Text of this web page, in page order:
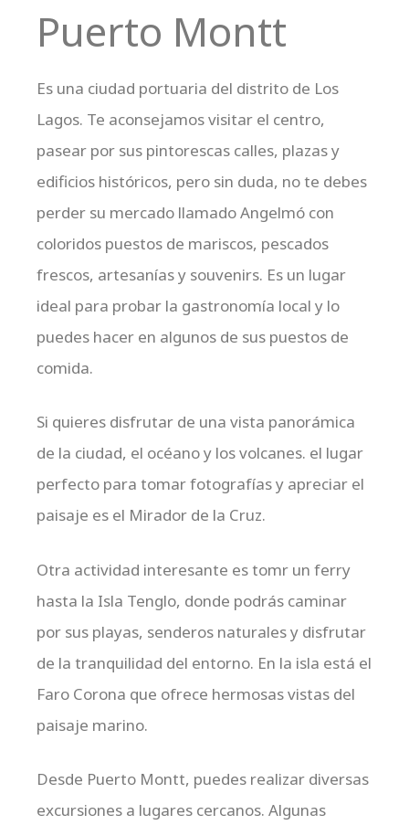
Puerto Montt
Es una ciudad portuaria del distrito de Los
Lagos. Te aconsejamos visitar el centro,
pasear por sus pintorescas calles, plazas y
edificios históricos, pero sin duda, no te debes
perder su mercado llamado Angelmó con
coloridos puestos de mariscos, pescados
frescos, artesanías y souvenirs. Es un lugar
ideal para probar la gastronomía local y lo
puedes hacer en algunos de sus puestos de
comida.
Si quieres disfrutar de una vista panorámica
de la ciudad, el océano y los volcanes. el lugar
perfecto para tomar fotografías y apreciar el
paisaje es el Mirador de la Cruz.
Otra actividad interesante es tomr un ferry
hasta la Isla Tenglo, donde podrás caminar
por sus playas, senderos naturales y disfrutar
de la tranquilidad del entorno. En la isla está el
Faro Corona que ofrece hermosas vistas del
paisaje marino.
Desde Puerto Montt, puedes realizar diversas
excursiones a lugares cercanos. Algunas